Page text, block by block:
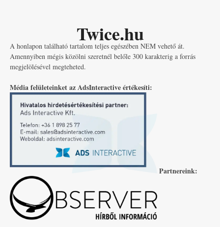
Twice.hu
A honlapon található tartalom teljes egészében NEM vehető át.
Amennyiben mégis közölni szeretnél belőle 300 karakterig a forrás
megjelölésével megteheted.
Média felületeinket az AdsInteractive értékesíti:
Partnereink: